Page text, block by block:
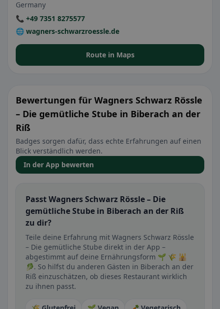
Germany
📞 +49 7351 8275577
🌐 wagners-schwarzroessle.de
Route in Maps
Bewertungen für Wagners Schwarz Rössle
– Die gemütliche Stube in Biberach an der
Riß
Badges sorgen dafür, dass echte Erfahrungen auf einen
Blick verständlich werden.
In der App bewerten
Passt Wagners Schwarz Rössle – Die
gemütliche Stube in Biberach an der Riß
zu dir?
Teile deine Erfahrung mit Wagners Schwarz Rössle
– Die gemütliche Stube direkt in der App –
abgestimmt auf deine Ernährungsform 🌱 🌾 🕌
🥬. So hilfst du anderen Gästen in Biberach an der
Riß einzuschätzen, ob dieses Restaurant wirklich
zu ihnen passt.